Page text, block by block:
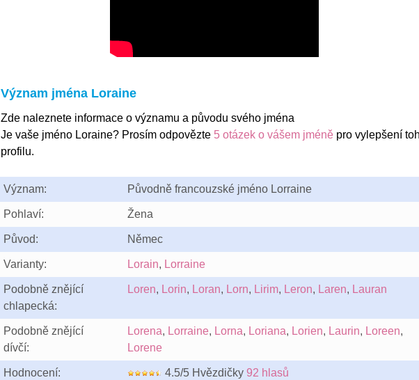
Význam jména Loraine
Zde naleznete informace o významu a původu svého jména
Je vaše jméno Loraine? Prosím odpovězte 5 otázek o vášem jméněpro vylepšení
profilu.
Význam: Původně francouzské jméno Lorraine
Pohlaví: Žena
Původ: Němec
Varianty: Lorain, Lorraine
Podobně znějící
chlapecká:
Loren, Lorin, Loran, Lorn, Lirim, Leron, Laren, Lauran
Podobně znějící
dívčí:
Lorena, Lorraine, Lorna, Loriana, Lorien, Laurin, Loreen,
Lorene
Hodnocení: 4.5/5 Hvězdičky 92 hlasů